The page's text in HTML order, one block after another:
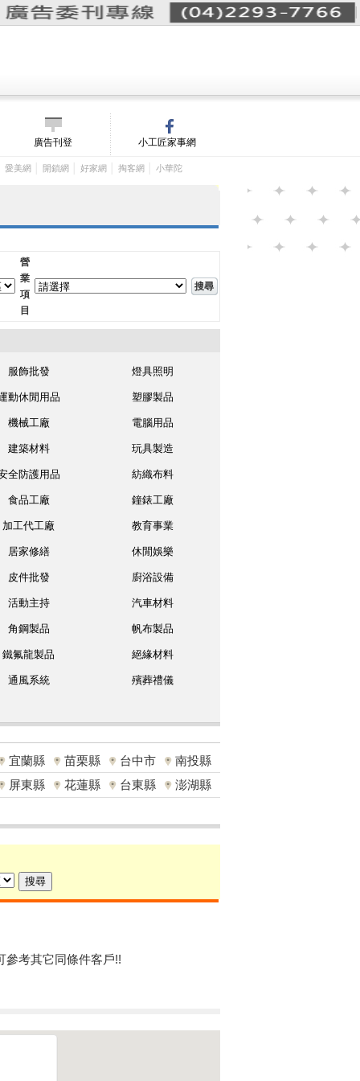
詢價單(0
廣告刊登 小工匠家事網
愛美網 開鎖網 好家網 掏客網 小華陀
營
業
項
目
服飾批發 燈具照明
動休閒用品 塑膠製品
機械工廠 電腦用品
建築材料 玩具製造
全防護用品 紡織布料
食品工廠 鐘錶工廠
加工代工廠 教育事業
居家修繕 休閒娛樂
皮件批發 廚浴設備
活動主持 汽車材料
角鋼製品 帆布製品
鐵氟龍製品 絕緣材料
通風系統 殯葬禮儀
宜蘭縣 苗栗縣 台中市
南投縣
屏東縣
花蓮縣 台東縣 澎湖縣
參考其它同條件客戶!!